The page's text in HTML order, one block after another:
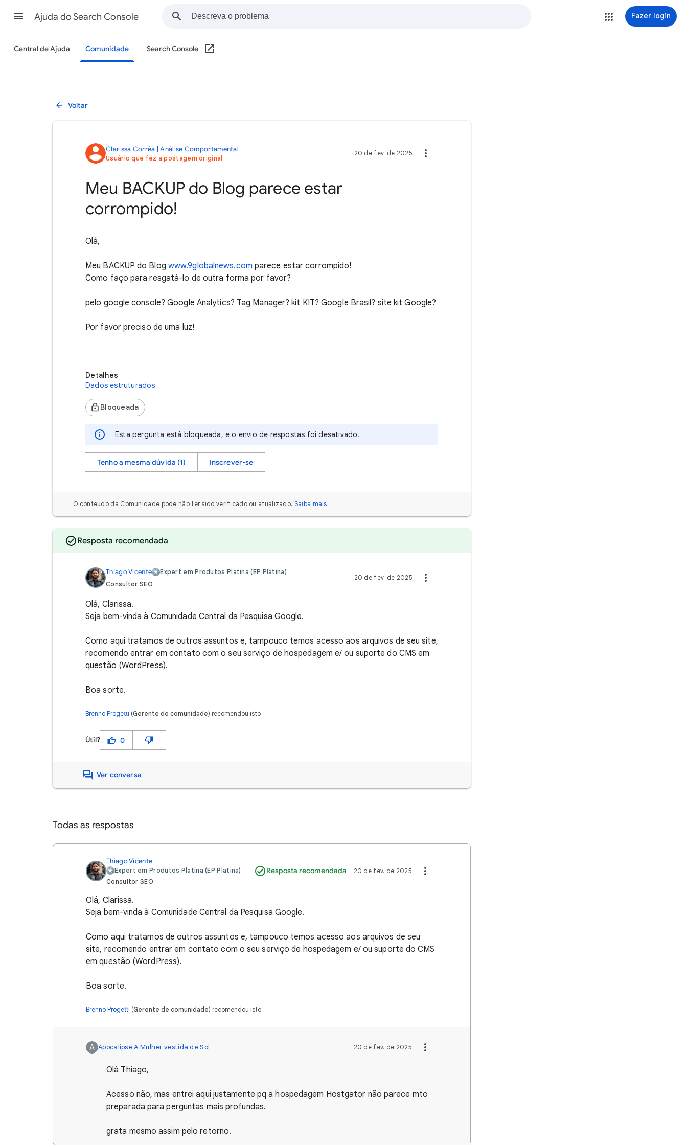
Ajuda do Search Console Fazer login
Central de Ajuda Comunidade Search Console
Voltar
Clarissa Corrêa | Análise Comportamental
Usuário que fez a postagem original
20 de fev. de 2025
Meu BACKUP do Blog parece estar
corrompido!
Olá,
Meu BACKUP do Blog www.9globalnews.com parece estar corrompido!
Como faço para resgatá-lo de outra forma por favor?
pelo google console? Google Analytics? Tag Manager? kit KIT? Google Brasil? site kit Google?
Por favor preciso de uma luz!
Detalhes
Dados estruturados
Bloqueada
Esta pergunta está bloqueada, e o envio de respostas foi desativado.
Tenho a mesma dúvida (1) Inscrever-se
O conteúdo da Comunidade pode não ter sido verificado ou atualizado. Saiba mais.
Resposta recomendada
Thiago Vicente
Expert em Produtos Platina (EP Platina)
Consultor SEO
20 de fev. de 2025
Olá, Clarissa.
Seja bem-vinda à Comunidade Central da Pesquisa Google.
Como aqui tratamos de outros assuntos e, tampouco temos acesso aos arquivos de seu site,
recomendo entrar em contato com o seu serviço de hospedagem e/ ou suporte do CMS em
questão (WordPress).
Boa sorte.
Brenno Progetti (Gerente de comunidade) recomendou isto
Útil? 0
Ver conversa
Todas as respostas
Thiago Vicente
Expert em Produtos Platina (EP Platina)
Consultor SEO
Resposta recomendada 20 de fev. de 2025
Olá, Clarissa.
Seja bem-vinda à Comunidade Central da Pesquisa Google.
Como aqui tratamos de outros assuntos e, tampouco temos acesso aos arquivos de seu
site, recomendo entrar em contato com o seu serviço de hospedagem e/ ou suporte do CMS
em questão (WordPress).
Boa sorte.
Brenno Progetti (Gerente de comunidade) recomendou isto
A Apocalipse A Mulher vestida de Sol 20 de fev. de 2025
Olá Thiago,
Acesso não, mas entrei aqui justamente pq a hospedagem Hostgator não parece mto
preparada para perguntas mais profundas.
grata mesmo assim pelo retorno.